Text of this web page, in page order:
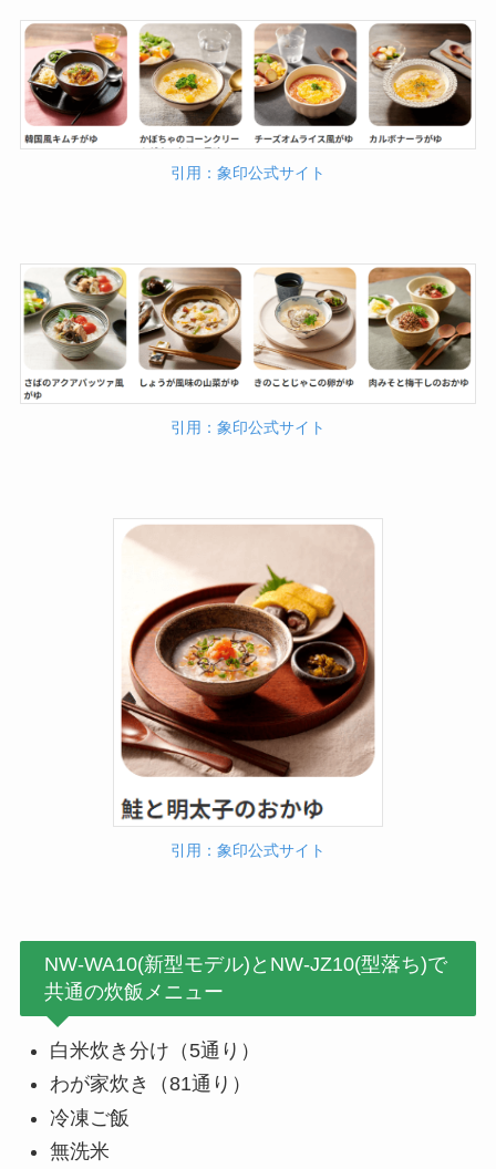
引用：象印公式サイト
引用：象印公式サイト
引用：象印公式サイト
NW-WA10(新型モデル)とNW-JZ10(型落ち)で
共通の炊飯メニュー
白米炊き分け（5通り）
わが家炊き（81通り）
冷凍ご飯
無洗米